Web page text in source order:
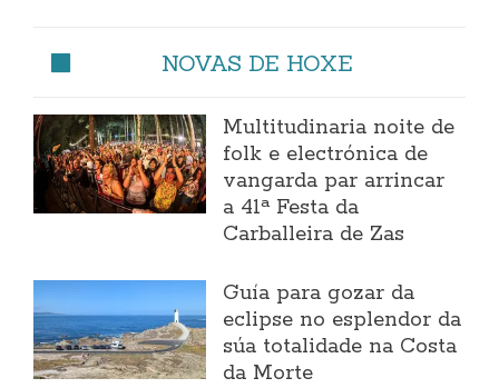
NOVAS DE HOXE
Multitudinaria noite de
folk e electrónica de
vangarda par arrincar
a 41ª Festa da
Carballeira de Zas
Guía para gozar da
eclipse no esplendor da
súa totalidade na Costa
da Morte